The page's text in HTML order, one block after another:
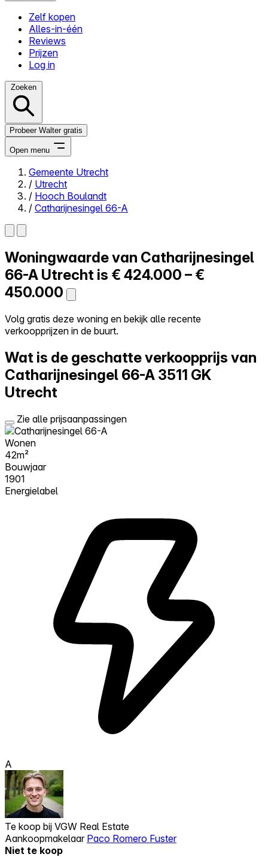
Zelf kopen
Alles-in-één
Reviews
Prijzen
Log in
Zoeken
Probeer Walter gratis
Open menu
Close menu
Zelf kopen
Alles-in-één
Reviews
Prijzen
Log in
Probeer Walter gratis
Gemeente Utrecht
/ Utrecht
/ Hooch Boulandt
/ Catharijnesingel 66-A
Woningwaarde van Catharijnesingel
66-A Utrecht is € 424.000 – €
450.000
Volg gratis deze woning en bekijk alle recente
verkoopprijzen in de buurt.
Wat is de geschatte verkoopprijs van
Catharijnesingel 66-A 3511 GK
Utrecht
Zie alle prijsaanpassingen
Wonen
42m²
Bouwjaar
1901
Energielabel
A
Te koop bij VGW Real Estate
Aankoopmakelaar Paco Romero Fuster
Niet te koop